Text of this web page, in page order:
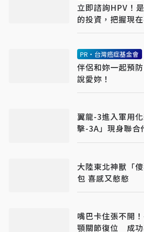
立即諮詢HPV！
的投資，把握現在
PR・台灣癌症基金會
伴侶和妳一起預
說愛妳！
翼龍-3進入軍用
擊-3A」現身聯合
大陸東北神獸「
包 喜感又憨憨
嘴巴卡住張不開
顎關節復位 成